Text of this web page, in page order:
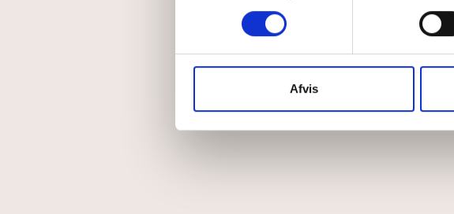
Afvis